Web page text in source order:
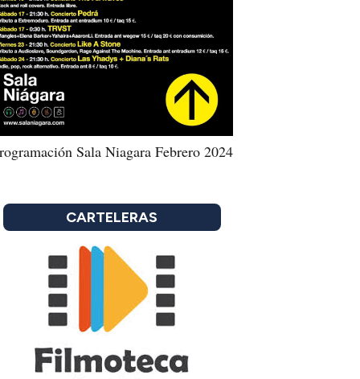
Sala Niagara Febrero 2024
CARTELERAS